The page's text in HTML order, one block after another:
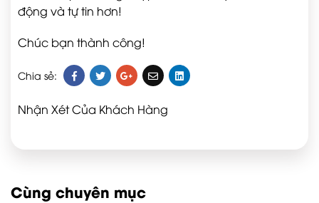
động và tự tin hơn!
Chúc bạn thành công!
Chia sẻ:
Nhận Xét Của Khách Hàng
Cùng chuyên mục